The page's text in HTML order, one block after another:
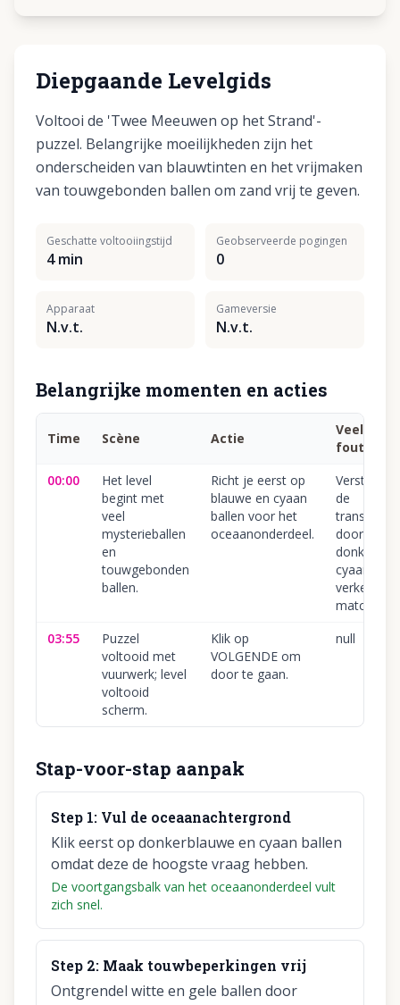
Diepgaande Levelgids
Voltooi de 'Twee Meeuwen op het Strand'-
puzzel. Belangrijke moeilijkheden zijn het
onderscheiden van blauwtinten en het vrijmaken
van touwgebonden ballen om zand vrij te geven.
Geschatte voltooiingstijd
4 min
Geobserveerde pogingen
0
Apparaat
N.v.t.
Gameversie
N.v.t.
Belangrijke momenten en acties
Time Scène Actie
fout
00:00
Het level
begint met
veel
mysterieballen
en
touwgebonden
ballen.
Richt je eerst op
blauwe en cyaan
ballen voor het
oceaanonderdeel.
de
door
cyaan zand
verkeerd te
matchen.
03:55
Puzzel
voltooid met
vuurwerk; level
voltooid
scherm.
Klik op
VOLGENDE om
door te gaan.
null
Stap-voor-stap aanpak
Step 1: Vul de oceaanachtergrond
Klik eerst op donkerblauwe en cyaan ballen
omdat deze de hoogste vraag hebben.
De voortgangsbalk van het oceaanonderdeel vult
zich snel.
Step 2: Maak touwbeperkingen vrij
Ontgrendel witte en gele ballen door